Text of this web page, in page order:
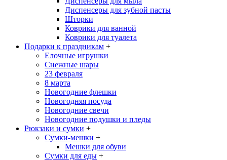
Диспенсеры для зубной пасты
Шторки
Коврики для ванной
Коврики для туалета
Подарки к праздникам +
Елочные игрушки
Снежные шары
23 февраля
8 марта
Новогодние флешки
Новогодняя посуда
Новогодние свечи
Новогодние подушки и пледы
Рюкзаки и сумки +
Сумки-мешки +
Мешки для обуви
Сумки для еды +